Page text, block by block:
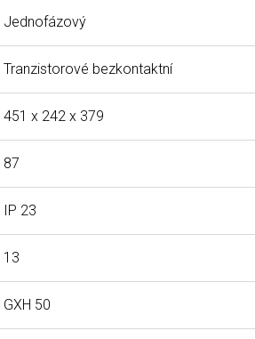
Jednofázový
Tranzistorové bezkontaktní
451 x 242 x 379
87
IP 23
13
GXH 50